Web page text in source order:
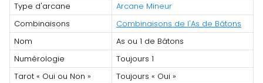
Type d'arcane
Arcane Mineur
Combinaisons
Combinaisons de l'As de Bâtons
Nom
As ou 1 de Bâtons
Numérologie
Toujours 1
Tarot « Oui ou Non »
Toujours « Oui »